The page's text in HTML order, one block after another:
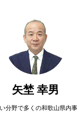
矢埜 幸男
分野で多くの和歌山県内